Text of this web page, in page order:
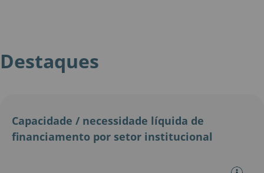
Destaques
Capacidade / necessidade líquida de
financiamento por setor institucional